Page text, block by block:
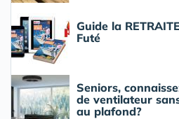
Guide la
Futé
Seniors,
de ventilateur
au plafond?